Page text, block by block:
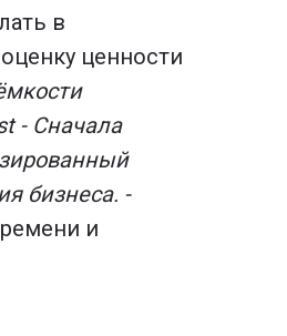
в
ценности
- Сначала
бизнеса. -
и